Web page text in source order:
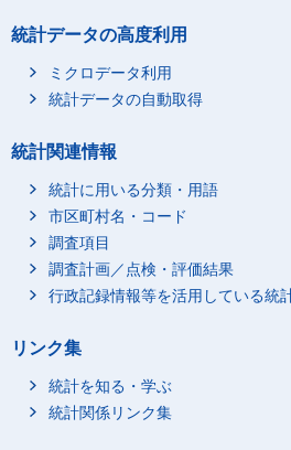
統計データの高度利用
ミクロデータ利用
統計データの自動取得
統計関連情報
統計に用いる分類・用語
市区町村名・コード
調査項目
調査計画／点検・評価結果
行政記録情報等を活用している統
リンク集
統計を知る・学ぶ
統計関係リンク集